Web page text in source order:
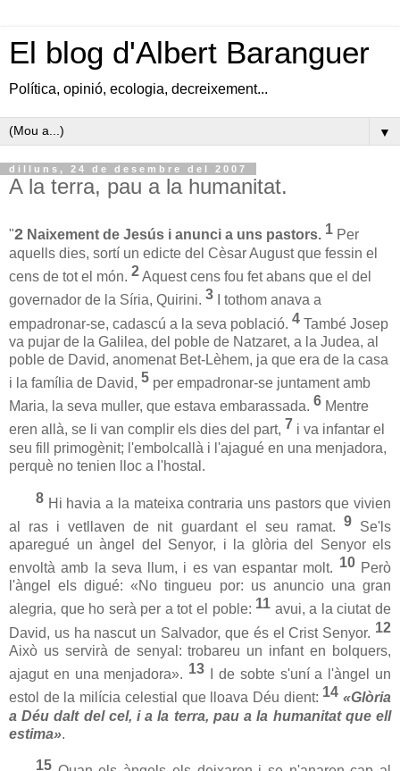
El blog d'Albert Baranguer
Política, opinió, ecologia, decreixement...
▼
dilluns, 24 de desembre del 2007
A la terra, pau a la humanitat.
"2 Naixement de Jesús i anunci a uns pastors. 1 Per
aquells dies, sortí un edicte del Cèsar August que fessin el
cens de tot el món. 2Aquest cens fou fet abans que el del
governador de la Síria, Quirini. 3 I tothom anava a
empadronar-se, cadascú a la seva població. 4 També Josep
va pujar de la Galilea, del poble de Natzaret, a la Judea, al
poble de David, anomenat Bet-Lèhem, ja que era de la casa
i la família de David, 5 per empadronar-se juntament amb
Maria, la seva muller, que estava embarassada. 6 Mentre
eren allà, se li van complir els dies del part, 7 i va infantar el
seu fill primogènit; l'embolcallà i l'ajagué en una menjadora,
perquè no tenien lloc a l'hostal.
8 Hi havia a la mateixa contraria uns pastors que vivien
al ras i vetllaven de nit guardant el seu ramat. 9Se'ls
aparegué un àngel del Senyor, i la glòria del Senyor els
envoltà amb la seva llum, i es van espantar molt. 10Però
l'àngel els digué: «No tingueu por: us anuncio una gran
alegria, que ho serà per a tot el poble: 11 avui, a la ciutat de
David, us ha nascut un Salvador, que és el Crist Senyor. 12
Això us servirà de senyal: trobareu un infant en bolquers,
ajagut en una menjadora». 13 I de sobte s'uní a l'àngel un
estol de la milícia celestial que lloava Déu dient: 14 «Glòria
a Déu dalt del cel, i a la terra, pau a la humanitat que ell
estima».
15